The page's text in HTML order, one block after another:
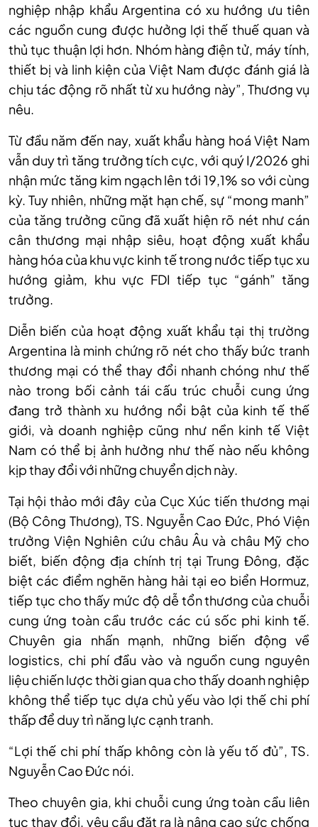
nghiệp nhập khẩu Argentina có xu hướng ưu tiên
các nguồn cung được hưởng lợi thế thuế quan và
thủ tục thuận lợi hơn. Nhóm hàng điện tử, máy tính,
thiết bị và linh kiện của Việt Nam được đánh giá là
chịu tác động rõ nhất từ xu hướng này”, Thương vụ
nêu.
Từ đầu năm đến nay, xuất khẩu hàng hoá Việt Nam
vẫn duy trì tăng trưởng tích cực, với quý I/2026 ghi
nhận mức tăng kim ngạch lên tới 19,1% so với cùng
kỳ. Tuy nhiên, những mặt hạn chế, sự “mong manh”
của tăng trưởng cũng đã xuất hiện rõ nét như cán
cân thương mại nhập siêu, hoạt động xuất khẩu
hàng hóa của khu vực kinh tế trong nước tiếp tục xu
hướng giảm, khu vực FDI tiếp tục “gánh” tăng
trưởng.
Diễn biến của hoạt động xuất khẩu tại thị trường
Argentina là minh chứng rõ nét cho thấy bức tranh
thương mại có thể thay đổi nhanh chóng như thế
nào trong bối cảnh tái cấu trúc chuỗi cung ứng
đang trở thành xu hướng nổi bật của kinh tế thế
giới, và doanh nghiệp cũng như nền kinh tế Việt
Nam có thể bị ảnh hưởng như thế nào nếu không
kịp thay đổi với những chuyển dịch này.
Tại hội thảo mới đây của Cục Xúc tiến thương mại
(Bộ Công Thương), TS. Nguyễn Cao Đức, Phó Viện
trưởng Viện Nghiên cứu châu Âu và châu Mỹ cho
biết, biến động địa chính trị tại Trung Đông, đặc
biệt các điểm nghẽn hàng hải tại eo biển Hormuz,
tiếp tục cho thấy mức độ dễ tổn thương của chuỗi
cung ứng toàn cầu trước các cú sốc phi kinh tế.
Chuyên gia nhấn mạnh, những biến động về
logistics, chi phí đầu vào và nguồn cung nguyên
liệu chiến lược thời gian qua cho thấy doanh nghiệp
không thể tiếp tục dựa chủ yếu vào lợi thế chi phí
thấp để duy trì năng lực cạnh tranh.
“Lợi thế chi phí thấp không còn là yếu tố đủ”, TS.
Nguyễn Cao Đức nói.
Theo chuyên gia, khi chuỗi cung ứng toàn cầu liên
tục thay đổi, yêu cầu đặt ra là nâng cao sức chống